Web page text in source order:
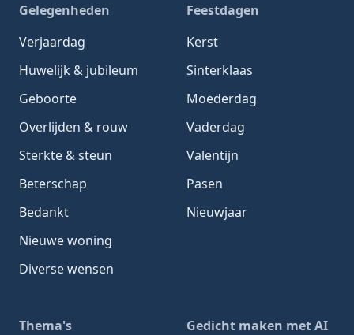
Gelegenheden
Verjaardag
Huwelijk & jubileum
Geboorte
Overlijden & rouw
Sterkte & steun
Beterschap
Bedankt
Nieuwe woning
Diverse wensen
Feestdagen
Kerst
Sinterklaas
Moederdag
Vaderdag
Valentijn
Pasen
Nieuwjaar
Thema's
Gedicht maken met AI